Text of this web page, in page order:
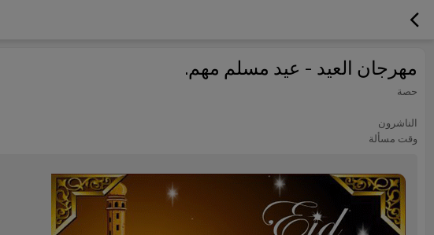
مهرجان العيد - عيد مسلم مهم.
حصة
الناشرون
وقت مسألة